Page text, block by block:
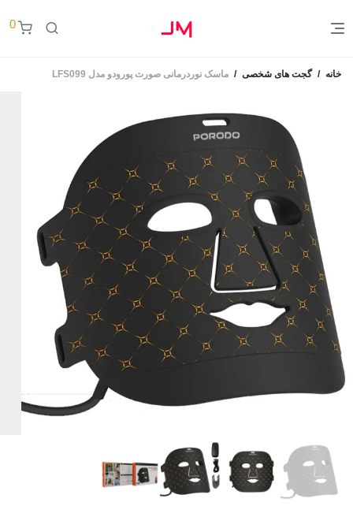
0
خانه / گجت های شخصی / ماسک نوردرمانی صورت پورودو مدل LFS099